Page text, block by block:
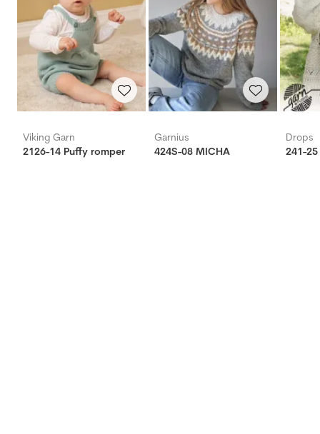
Viking Garn
2126-14 Puffy romper
Garnius
424S-08 MICHA
Drops